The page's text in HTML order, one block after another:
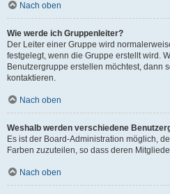
Nach oben
Wie werde ich Gruppenleiter?
Der Leiter einer Gruppe wird
festgelegt, wenn die Gruppe erstellt wird.
Benutzergruppe erstellen möchtest, dann
kontaktieren.
Nach oben
Weshalb werden verschiedene
Es ist der Board-Administration möglich,
Farben zuzuteilen, so dass deren
Nach oben